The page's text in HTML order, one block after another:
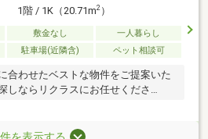
1階 / 1K（20.71m2）
敷金なし
一人暮らし
駐車場(近隣含) ペット相談可
合わせたベストな物件をご提案いた
しならリクラスにお任せくださ